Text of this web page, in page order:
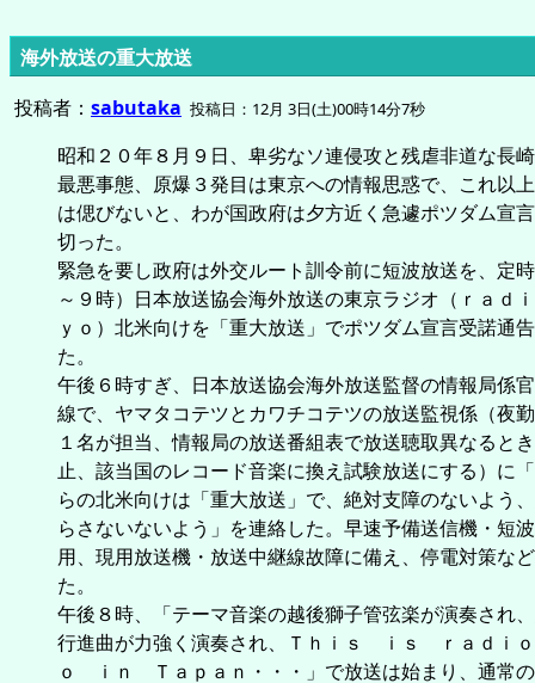
海外放送の重大放送
投稿者： sabutaka 投稿日：12月 3日(土)00時14分7秒
昭和２０年８月９日、卑劣なソ連侵攻と残虐非道な長
最悪事態、原爆３発目は東京への情報思惑で、これ以
は偲びないと、わが国政府は夕方近く急遽ポツダム宣
切った。
緊急を要し政府は外交ルート訓令前に短波放送を、定
～９時）日本放送協会海外放送の東京ラジオ（ｒａｄ
ｙｏ）北米向けを「重大放送」でポツダム宣言受諾通
た。
午後６時すぎ、日本放送協会海外放送監督の情報局係
線で、ヤマタコテツとカワチコテツの放送監視係（夜
１名が担当、情報局の放送番組表で放送聴取異なると
止、該当国のレコード音楽に換え試験放送にする）に
らの北米向けは「重大放送」で、絶対支障のないよう
らさないないよう」を連絡した。早速予備送信機・短
用、現用放送機・放送中継線故障に備え、停電対策な
た。
午後８時、「テーマ音楽の越後獅子管弦楽が演奏され
行進曲が力強く演奏され、Ｔｈｉｓ ｉｓ ｒａｄｉ
ｏ ｉｎ Ｔａｐａｎ・・・」で放送は始まり、通常